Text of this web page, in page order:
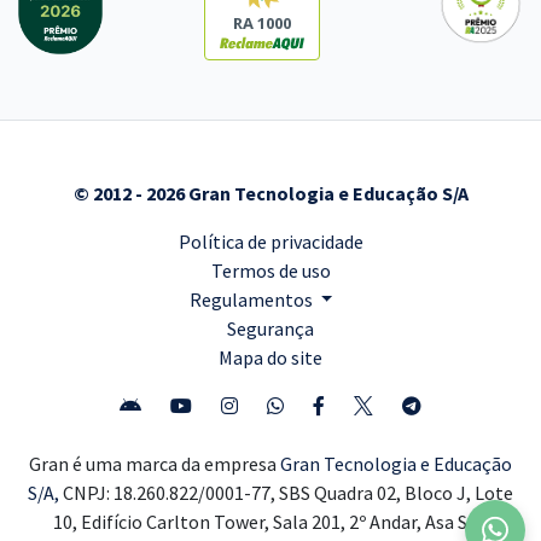
RA 1000
© 2012 - 2026 Gran Tecnologia e Educação S/A
Política de privacidade
Termos de uso
Regulamentos
Segurança
Mapa do site
Gran é uma marca da empresa Gran Tecnologia e Educação
S/A, CNPJ: 18.260.822/0001-77, SBS Quadra 02, Bloco J, Lote
10, Edifício Carlton Tower, Sala 201, 2º Andar, Asa Sul,